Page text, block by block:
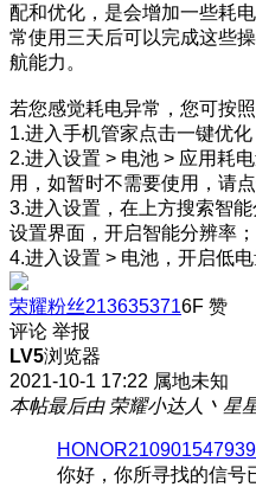
配和优化，是会增加一些耗
常使用三天后可以完成这些
航能力。
若您感觉耗电异常，您可按
1.进入手机管家点击一键优化
2.进入设置 > 电池 > 应用耗
用，如暂时不需要使用，请
3.进入设置，在上方搜索智
设置界面，开启智能分辨率；
4.进入设置 > 电池，开启低电
荣耀粉丝2136353716F 赞
评论 举报
LV5浏览器
2021-10-1 17:22 属地未知
本帖最后由 荣耀小达人丶星
你好，你所寻找的信号